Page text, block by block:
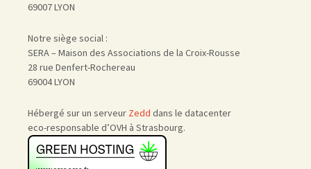
69007 LYON
Notre siège social :
SERA – Maison des Associations de la Croix-Rousse
28 rue Denfert-Rochereau
69004 LYON
Hébergé sur un serveur Zedd dans le datacenter
eco-responsable d’OVH à Strasbourg.